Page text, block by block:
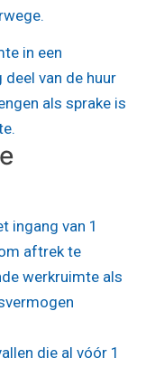
in een
deel van de huur
als sprake is
ingang van 1
aftrek te
werkruimte als
die al vóór 1